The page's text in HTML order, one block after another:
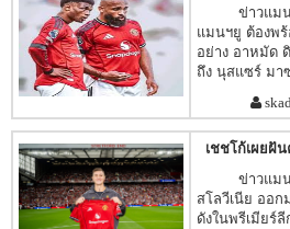
ข่าวแม
แมนฯยู ต้องพ
อย่าง อาหมัด
ถึง นุสแซร์ มา
เชชโก้เผยฝั
ข่าวแม
สโลวีเนีย ออก
ดังในพรีเมียร์ลี